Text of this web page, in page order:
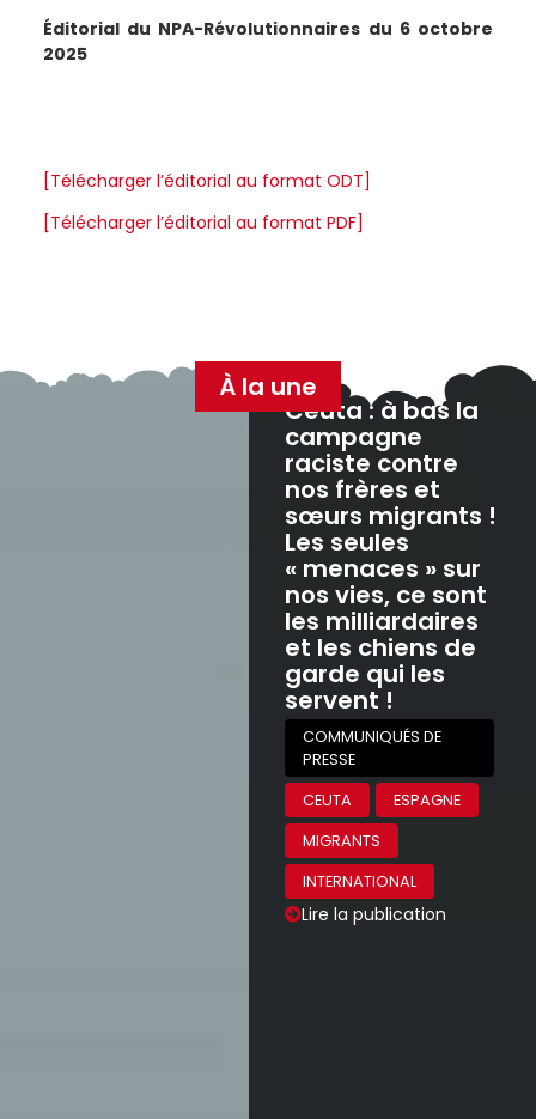
Éditorial du NPA-Révolutionnaires du 6 octobre
2025
[Télécharger l’éditorial au format ODT]
[Télécharger l’éditorial au format PDF]
À la une
Ceuta : à bas la
campagne
raciste contre
nos frères et
sœurs migrants !
Les seules
« menaces » sur
nos vies, ce sont
les milliardaires
et les chiens de
garde qui les
servent !
COMMUNIQUÉS DE
PRESSE
CEUTA
ESPAGNE
MIGRANTS
INTERNATIONAL
Lire la publication